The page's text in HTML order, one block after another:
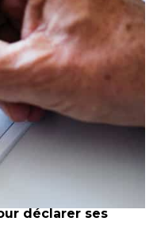
déclarer ses